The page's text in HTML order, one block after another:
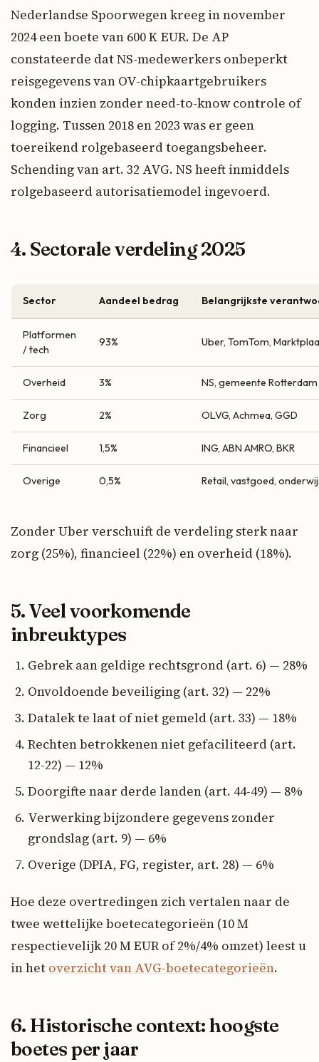
Nederlandse Spoorwegen kreeg in november
2024 een boete van 600 K EUR. De AP
constateerde dat NS-medewerkers onbeperkt
reisgegevens van OV-chipkaartgebruikers
konden inzien zonder need-to-know controle of
logging. Tussen 2018 en 2023 was er geen
toereikend rolgebaseerd toegangsbeheer.
Schending van art. 32 AVG. NS heeft inmiddels
rolgebaseerd autorisatiemodel ingevoerd.
4. Sectorale verdeling 2025
Sector Aandeel bedrag Belangrijkste
Platformen
/ tech
93% Uber, TomTom,
Overheid 3% NS, gemeente Rotterdam
Zorg 2% OLVG, Achmea, GGD
Financieel 1,5% ING, ABN AMRO, BKR
Overige 0,5% Retail, vastgoed,
Zonder Uber verschuift de verdeling sterk naar
zorg (25%), financieel (22%) en overheid (18%).
5. Veel voorkomende
inbreuktypes
Gebrek aan geldige rechtsgrond (art. 6) — 28%
Onvoldoende beveiliging (art. 32) — 22%
Datalek te laat of niet gemeld (art. 33) — 18%
Rechten betrokkenen niet gefaciliteerd (art.
12-22) — 12%
Doorgifte naar derde landen (art. 44-49) — 8%
Verwerking bijzondere gegevens zonder
grondslag (art. 9) — 6%
Overige (DPIA, FG, register, art. 28) — 6%
Hoe deze overtredingen zich vertalen naar de
twee wettelijke boetecategorieën (10 M
respectievelijk 20 M EUR of 2%/4% omzet) leest u
in het overzicht van AVG-boetecategorieën.
6. Historische context: hoogste
boetes per jaar